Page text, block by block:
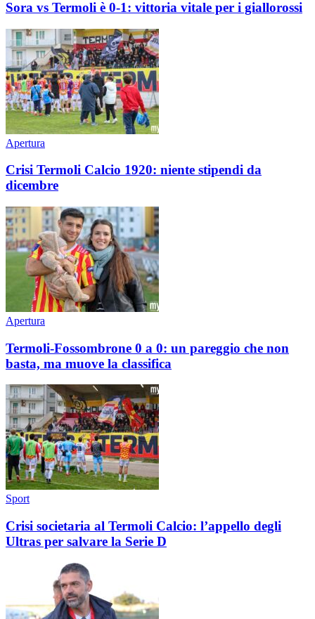
Sora vs Termoli è 0-1: vittoria vitale per i giallorossi
Apertura
Crisi Termoli Calcio 1920: niente stipendi da
dicembre
Apertura
Termoli-Fossombrone 0 a 0: un pareggio che non
basta, ma muove la classifica
Sport
Crisi societaria al Termoli Calcio: l’appello degli
Ultras per salvare la Serie D